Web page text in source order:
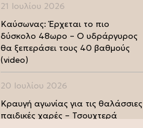
21 Ιουλίου 2026
Καύσωνας: Έρχεται το πιο
δύσκολο 48ωρο – Ο υδράργυρος
θα ξεπεράσει τους 40 βαθμούς
(video)
20 Ιουλίου 2026
Κραυγή αγωνίας για τις θαλάσσιες
παιδικές χαρές – Τσουχτερά